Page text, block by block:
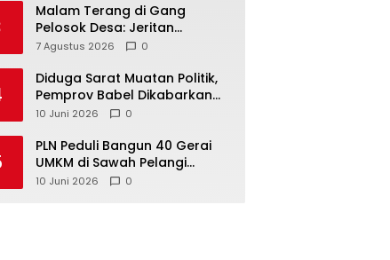
Malam Terang di Gang
Pelosok Desa: Jeritan
Harapan Ketua APDESI
Babel
7 Agustus 2026 0
‎Diduga Sarat Muatan Politik,
Pemprov Babel Dikabarkan
Lakukan Rotasi Besar-
10 Juni 2026 0
‎PLN Peduli Bangun 40 Gerai
UMKM di Sawah Pelangi
Namang, Dorong
10 Juni 2026 0